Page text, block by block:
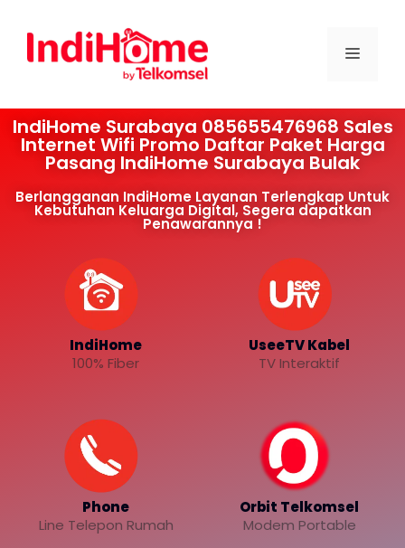
IndiHome Surabaya 085655476968 Sales
Internet Wifi Promo Daftar Paket Harga
Pasang IndiHome Surabaya Bulak
Berlangganan IndiHome Layanan Terlengkap Untuk
Kebutuhan Keluarga Digital, Segera dapatkan
Penawarannya !
IndiHome
100% Fiber
UseeTV Kabel
TV Interaktif
Phone
Line Telepon Rumah
Orbit Telkomsel
Modem Portable